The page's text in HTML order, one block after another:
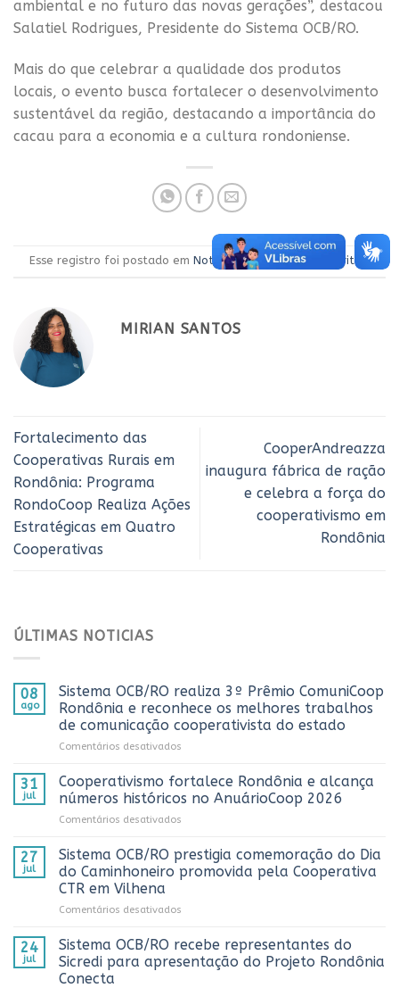
ambiental e no futuro das novas gerações”, destacou
Salatiel Rodrigues, Presidente do Sistema OCB/RO.
Mais do que celebrar a qualidade dos produtos
locais, o evento busca fortalecer o desenvolvimento
sustentável da região, destacando a importância do
cacau para a economia e a cultura rondoniense.
Esse registro foi postado em Notícias .Adicione aos favoritos.
MIRIAN SANTOS
Fortalecimento das
Cooperativas Rurais em
Rondônia: Programa
RondoCoop Realiza Ações
Estratégicas em Quatro
Cooperativas
CooperAndreazza
inaugura fábrica de ração
e celebra a força do
cooperativismo em
Rondônia
ÚLTIMAS NOTICIAS
08
ago
Sistema OCB/RO realiza 3º Prêmio ComuniCoop
Rondônia e reconhece os melhores trabalhos
de comunicação cooperativista do estado
Comentários desativados
OCB/RO
3º
Rondônia
e
reconhece
de
comunicação
cooperativista
31
jul
Cooperativismo fortalece Rondônia e alcança
números históricos no AnuárioCoop 2026
Comentários desativados
fortalece
Rondônia
e
no
AnuárioCoop
2026
27
jul
Sistema OCB/RO prestigia comemoração do Dia
do Caminhoneiro promovida pela Cooperativa
CTR em Vilhena
Comentários desativados
OCB/RO
prestigia
comemoração
24
jul
Sistema OCB/RO recebe representantes do
Sicredi para apresentação do Projeto Rondônia
Conecta